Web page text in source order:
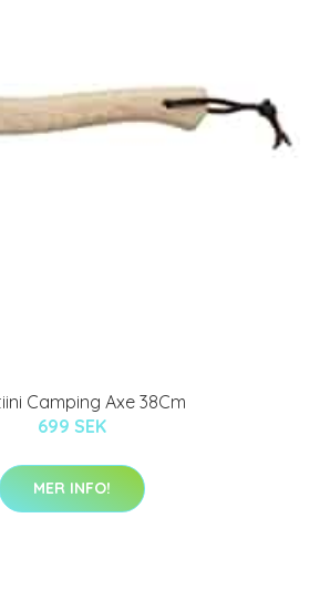
Camping Axe 38Cm
699 SEK
MER INFO!